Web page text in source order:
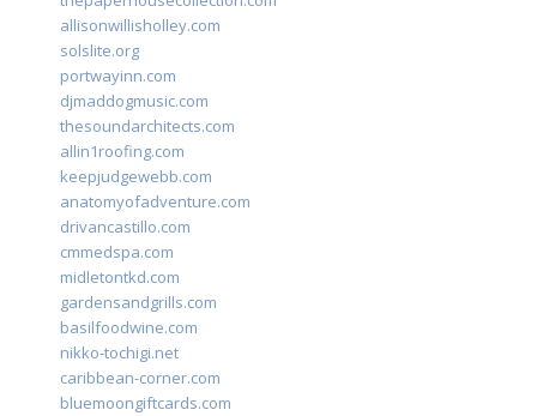
allisonwillisholley.com
solslite.org
portwayinn.com
djmaddogmusic.com
thesoundarchitects.com
allin1roofing.com
keepjudgewebb.com
anatomyofadventure.com
drivancastillo.com
cmmedspa.com
midletontkd.com
gardensandgrills.com
basilfoodwine.com
nikko-tochigi.net
caribbean-corner.com
bluemoongiftcards.com